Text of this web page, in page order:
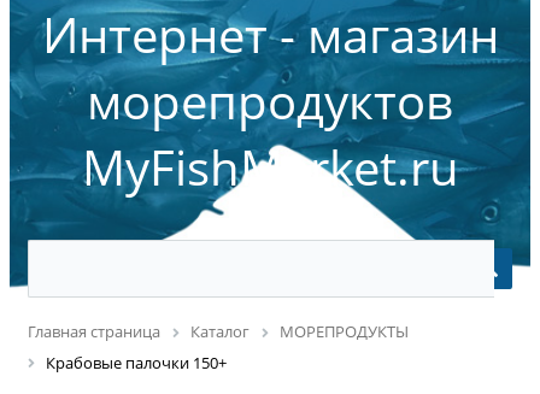
Интернет - магазин
морепродуктов
MyFishMarket.ru
Главная страница Каталог
МОРЕПРОДУКТЫ
Крабовые палочки 150+